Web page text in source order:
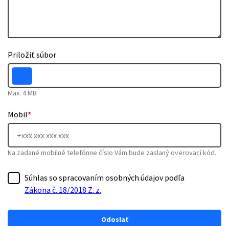
Priložiť súbor
Max. 4 MB
Mobil*
Na zadané mobilné telefónne číslo Vám bude zaslaný overovací kód.
Súhlas so spracovaním osobných údajov podľa
Zákona č. 18/2018 Z. z.